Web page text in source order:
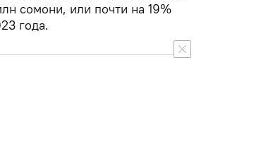
​​сомони, или почти на 19%
года.